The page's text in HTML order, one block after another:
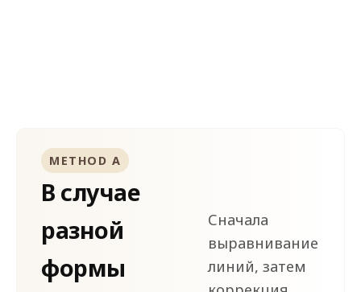
METHOD A
В случае
разной
формы
Сначала
выравнивание
линий, затем